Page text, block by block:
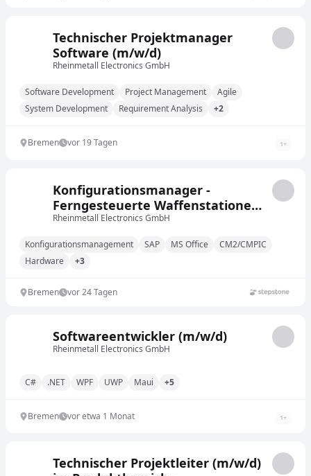
Technischer Projektmanager
Software (m/w/d)
Rheinmetall Electronics GmbH
Software Development Project Management
Agile
System Development
Requirement Analysis +2
Bremen vor 19 Tagen 1+
Konfigurationsmanager -
Ferngesteuerte Waffenstationen
(m/w/d)
Rheinmetall Electronics GmbH
Konfigurationsmanagement SAP MS Office
CM2/CMPIC
Hardware
+3
Bremen vor 24 Tagen
Softwareentwickler (m/w/d)
Rheinmetall Electronics GmbH
C# .NET WPF UWP Maui +5
Bremen vor etwa 1 Monat 1+
Technischer Projektleiter (m/w/d)